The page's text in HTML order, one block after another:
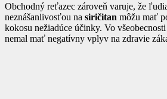
Obchodný reťazec zároveň varuje, že
neznášanlivosťou na siričitan môžu mať
kokosu nežiadúce účinky. Vo
nemal mať negatívny vplyv na zdravie